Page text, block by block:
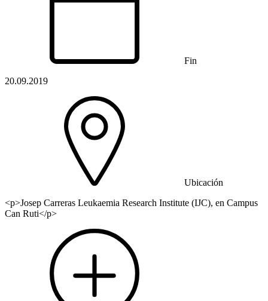
Fin
20.09.2019
Ubicación
<p>Josep Carreras Leukaemia Research Institute (IJC), en Campus
Can Ruti</p>